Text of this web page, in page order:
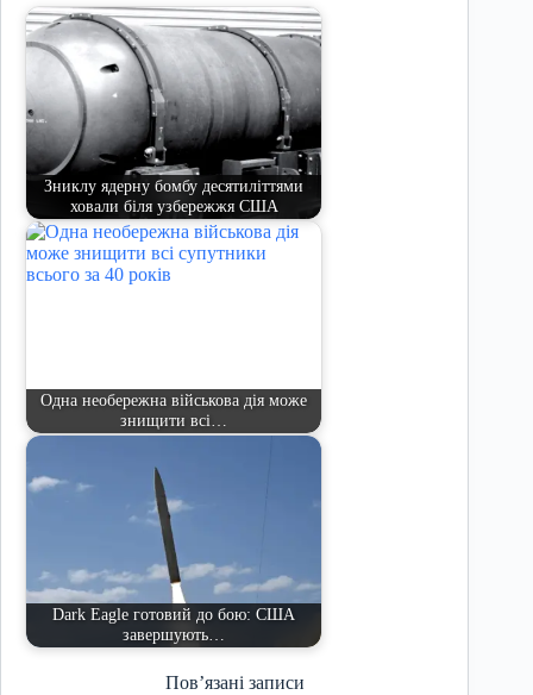
Зниклу ядерну бомбу десятиліттями
ховали біля узбережжя США
Одна необережна військова дія може
знищити всі…
Dark Eagle готовий до бою: США
завершують…
Пов’язані записи